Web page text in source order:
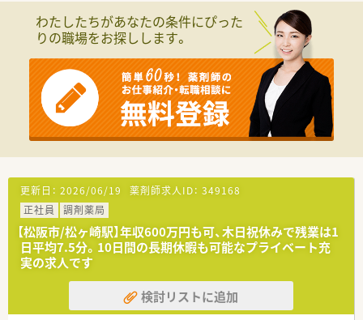
わたしたちがあなたの条件にぴった
りの職場をお探しします。
更新日： 2026/06/19 薬剤師求人ID： 349168
正社員
調剤薬局
【松阪市/松ヶ崎駅】年収600万円も可、木日祝休みで残業は1
日平均7.5分。10日間の長期休暇も可能なプライベート充
実の求人です
検討リストに追加